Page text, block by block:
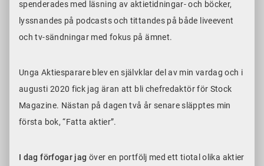
spenderades med läsning av aktietidningar- och böcker,
lyssnandes på podcasts och tittandes på både liveevent
och tv-sändningar med fokus på ämnet.
Unga Aktiesparare blev en självklar del av min vardag och i
augusti 2020 fick jag äran att bli chefredaktör för Stock
Magazine. Nästan på dagen två år senare släpptes min
första bok, “Fatta aktier”.
I dag förfogar jag över en portfölj med ett tiotal olika aktier